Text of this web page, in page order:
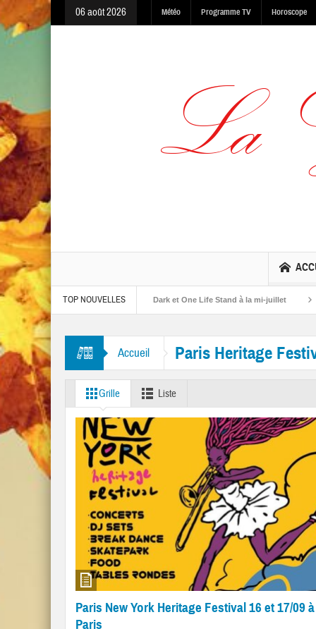
06 août 2026 Météo Programme TV Horoscope
TOP NOUVELLES
The Warning, Made In The Dark et One Life Stand à la mi-juillet
“Mr. Tambourine Man” et “Like A Rolling Stone”
Accueil Paris Heritage
Grille Liste
Paris New York Heritage Festival 16 et 17/09 à
Paris